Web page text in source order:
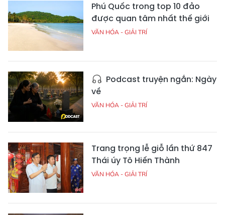
Phú Quốc trong top 10 đảo
được quan tâm nhất thế giới
VĂN HÓA - GIẢI TRÍ
Podcast truyện ngắn: Ngày
về
VĂN HÓA - GIẢI TRÍ
Trang trọng lễ giỗ lần thứ 847
Thái úy Tô Hiến Thành
VĂN HÓA - GIẢI TRÍ